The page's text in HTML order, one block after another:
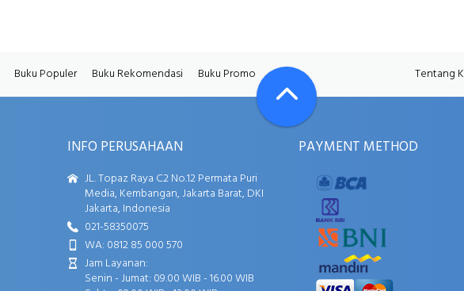
Buku Populer Buku Rekomendasi Buku Promo Tentang
INFO PERUSAHAAN
JL. Topaz Raya C2 No.12 Permata Puri
Media, Kembangan, Jakarta Barat, DKI
Jakarta, Indonesia
021-58350075
WA: 0812 85 000 570
Jam Layanan:
Senin - Jumat: 09.00 WIB - 16.00 WIB
PAYMENT METHOD